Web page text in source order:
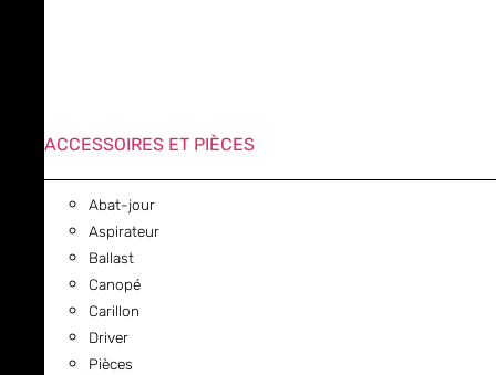
ACCESSOIRES ET PIÈCES
Abat-jour
Aspirateur
Ballast
Canopé
Carillon
Driver
Pièces